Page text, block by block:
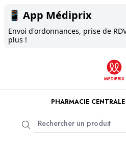
📱 App Médiprix
Envoi d'ordonnances, prise de
plus !
PHARMACIE